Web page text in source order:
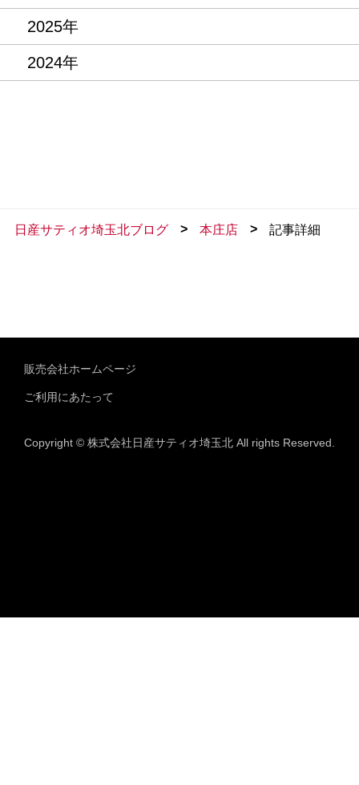
2025年
2024年
日産サティオ埼玉北ブログ > 本庄店 > 記事詳細
販売会社ホームページ
ご利用にあたって
Copyright © 株式会社日産サティオ埼玉北 All rights Reserved.